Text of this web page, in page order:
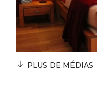
PLUS DE MÉDIAS